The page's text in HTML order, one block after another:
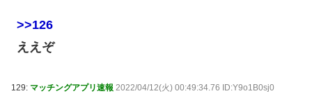
>>126
ええぞ
129: マッチングアプリ速報 2022/04/12(火) 00:49:34.76 ID:Y9o1B0sj0